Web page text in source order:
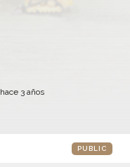
hace 3 años
PUBLIC